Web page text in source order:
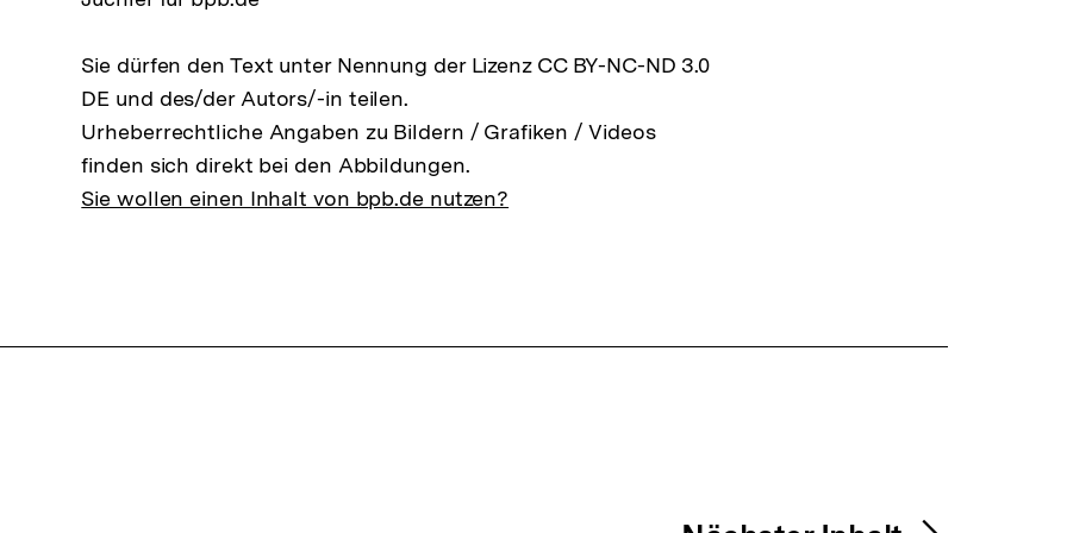
Sie dürfen den Text unter Nennung der Lizenz CC BY-NC-ND 3.0
DE und des/der Autors/-in teilen.
Urheberrechtliche Angaben zu Bildern / Grafiken / Videos
finden sich direkt bei den Abbildungen.
Sie wollen einen Inhalt von bpb.de nutzen?